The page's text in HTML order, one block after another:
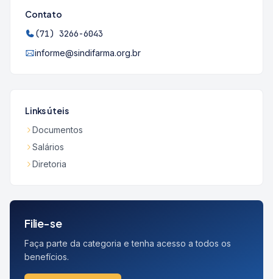
Contato
(71) 3266-6043
informe@sindifarma.org.br
Links úteis
Documentos
Salários
Diretoria
Filie-se
Faça parte da categoria e tenha acesso a todos os
benefícios.